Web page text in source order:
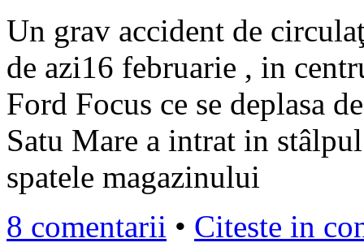
Un grav accident de
de azi16 februarie , in
Ford Focus ce se deplasa
Satu Mare a intrat in
spatele magazinului
8 comentarii • Citeste in